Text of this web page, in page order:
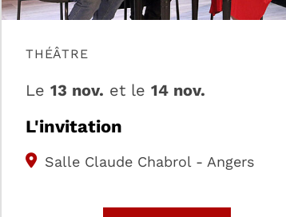
L'invitation
THÉÂTRE
Le 13 nov. et le 14 nov.
Salle Claude Chabrol - Angers